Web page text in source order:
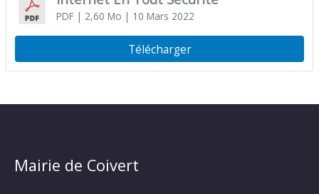
PDF| 2,60 Mo | 10 Mars 2022
Télécharger
Mairie de Coivert